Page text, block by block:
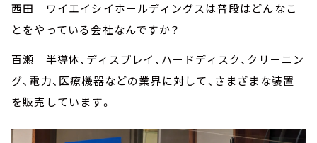
西田 ワイエイシイホールディングスは普段はどんなこ
とをやっている会社なんですか？
百瀬 半導体、ディスプレイ、ハードディスク、クリーニン
グ、電力、医療機器などの業界に対して、さまざまな装置
を販売しています。